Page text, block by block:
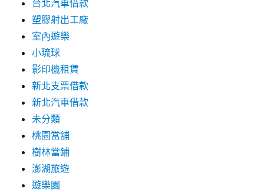
台北汽車借款
塑膠射出工廠
室內遊樂
小琉球
影印機租賃
新北支票借款
新北汽車借款
未分類
桃園當舖
樹林當鋪
澎湖旅遊
遊樂園